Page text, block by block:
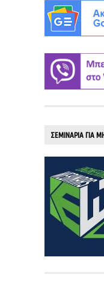
ΣΕΜΙΝΑΡΙΑ ΓΙΑ